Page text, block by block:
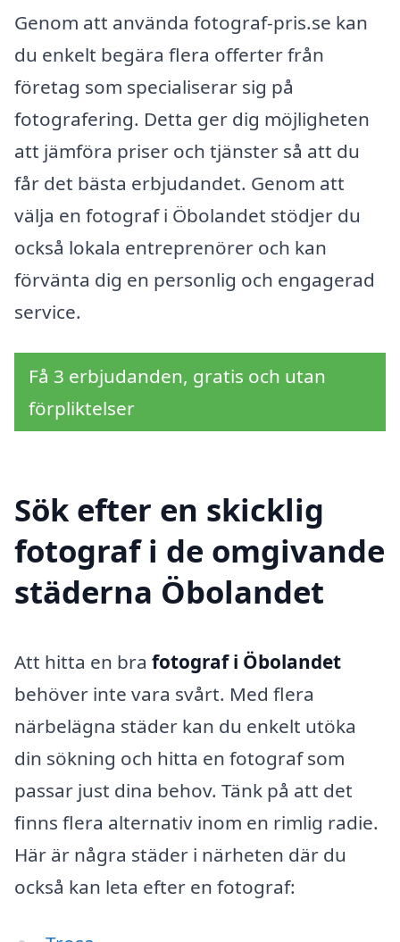
Genom att använda fotograf-pris.se kan
du enkelt begära flera offerter från
företag som specialiserar sig på
fotografering. Detta ger dig möjligheten
att jämföra priser och tjänster så att du
får det bästa erbjudandet. Genom att
välja en fotograf i Öbolandet stödjer du
också lokala entreprenörer och kan
förvänta dig en personlig och engagerad
service.
Få 3 erbjudanden, gratis och utan
förpliktelser
Sök efter en skicklig
fotograf i de omgivande
städerna Öbolandet
Att hitta en bra fotograf i Öbolandet
behöver inte vara svårt. Med flera
närbelägna städer kan du enkelt utöka
din sökning och hitta en fotograf som
passar just dina behov. Tänk på att det
finns flera alternativ inom en rimlig radie.
Här är några städer i närheten där du
också kan leta efter en fotograf: